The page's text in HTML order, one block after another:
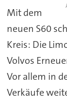
Mit dem
neuen S60
Kreis: Die
Volvos
Vor allem in
Verkäufe